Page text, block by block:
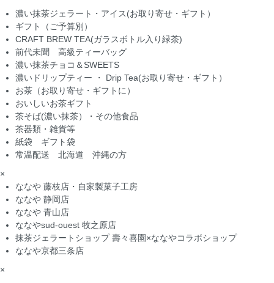
濃い抹茶ジェラート・アイス(お取り寄せ・ギフト）
ギフト（ご予算別）
CRAFT BREW TEA(ガラスボトル入り緑茶)
前代未聞 高級ティーバッグ
濃い抹茶チョコ＆SWEETS
濃いドリップティー ・ Drip Tea(お取り寄せ・ギフト）
お茶（お取り寄せ・ギフトに）
おいしいお茶ギフト
茶そば(濃い抹茶）・その他食品
茶器類・雑貨等
紙袋 ギフト袋
常温配送 北海道 沖縄の方
×
ななや 藤枝店・自家製菓子工房
ななや 静岡店
ななや 青山店
ななやsud-ouest 牧之原店
抹茶ジェラートショップ 壽々喜園×ななやコラボショップ
ななや京都三条店
×